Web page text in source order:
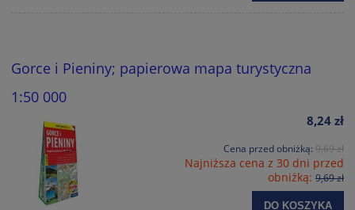
Gorce i Pieniny; papierowa mapa turystyczna
1:50 000
8,24 zł
Cena przed obniżką: 9,69 zł
Najniższa cena z 30 dni przed
obniżką: 9,69 zł
DO KOSZYKA